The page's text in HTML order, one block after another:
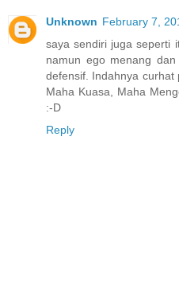
Unknown February 7,
saya sendiri juga seperti
namun ego menang
defensif. Indahnya curhat
Maha Kuasa, Maha
:-D
Reply